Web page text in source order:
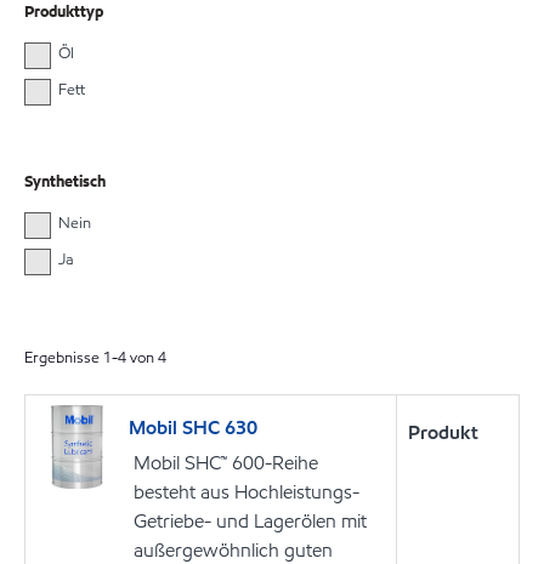
Produkttyp
Öl
Fett
Synthetisch
Nein
Ja
Ergebnisse 1-4von4
Mobil SHC 630
Mobil SHC™ 600-Reihe
besteht aus Hochleistungs-
Getriebe- und Lagerölen mit
außergewöhnlich guten
Produkt